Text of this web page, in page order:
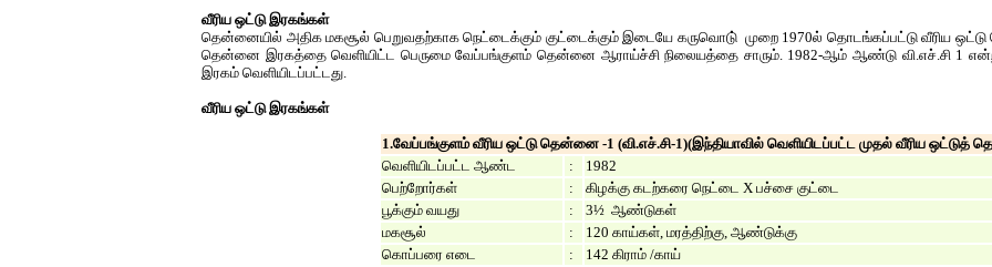
வீரிய ஒட்டு இரகங்கள்
தென்னையில் அதிக மகசூல் பெறுவதற்காக நெட்டைக்கும் குட்டைக்கும் இடையே கருவொடு் முறை 1970ல் தொடங்கப்பட்டு வீரிய ஒட்டு
தென்னை இரகத்தை வெளியிட்ட பெருமை வேப்பங்குளம் தென்னை ஆராய்ச்சி நிலையத்தை சாரும். 1982-ஆம் ஆண்டு வி.எச்.சி 1
இரகம் வெளியிடப்பட்டது.
வீரிய ஒட்டு இரகங்கள்
1.வேப்பங்குளம் வீரிய ஒட்டு தென்னை -1 (வி.எச்.சி-1)(இந்தியாவில் வெளியிடப்பட்ட முதல் வீரிய ஒட்டுத்
வெளியிடப்பட்ட ஆண்ட
:
1982
பெற்றோர்கள்
:
கிழக்கு கடற்கரை நெட்டை X பச்சை குட்டை
பூக்கும் வயது
:
3½ ஆண்டுகள்
மகசூல்
:
120 காய்கள், மரத்திற்கு, ஆண்டுக்கு
கொப்பரை எடை
:
142 கிராம் /காய்